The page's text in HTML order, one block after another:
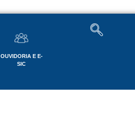
OUVIDORIA E E-
SIC